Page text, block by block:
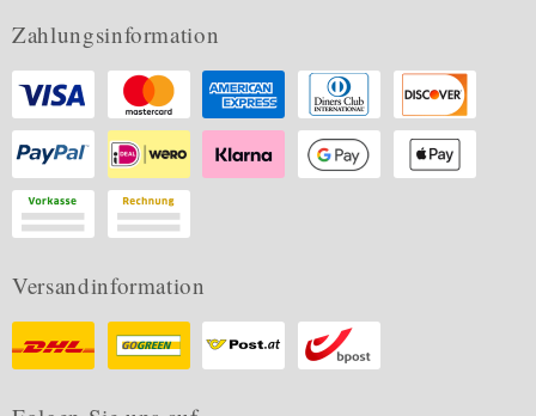
Zahlungsinformation
Versandinformation